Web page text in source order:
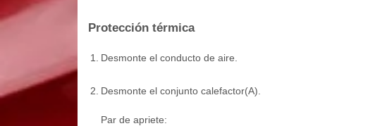
Protección térmica
1. Desmonte el conducto de aire.
2. Desmonte el conjunto calefactor(A).
Par de apriete: